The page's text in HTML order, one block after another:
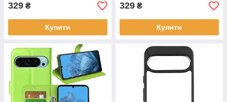
329 ₴
Купити
329 ₴
Купити